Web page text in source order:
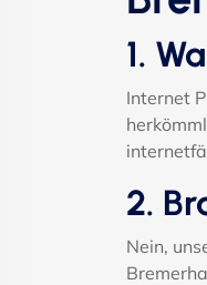
1.
Internet
2.
Nein,